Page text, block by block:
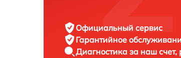
Официальный сервис
Гарантийное
Диагностика за наш счет,